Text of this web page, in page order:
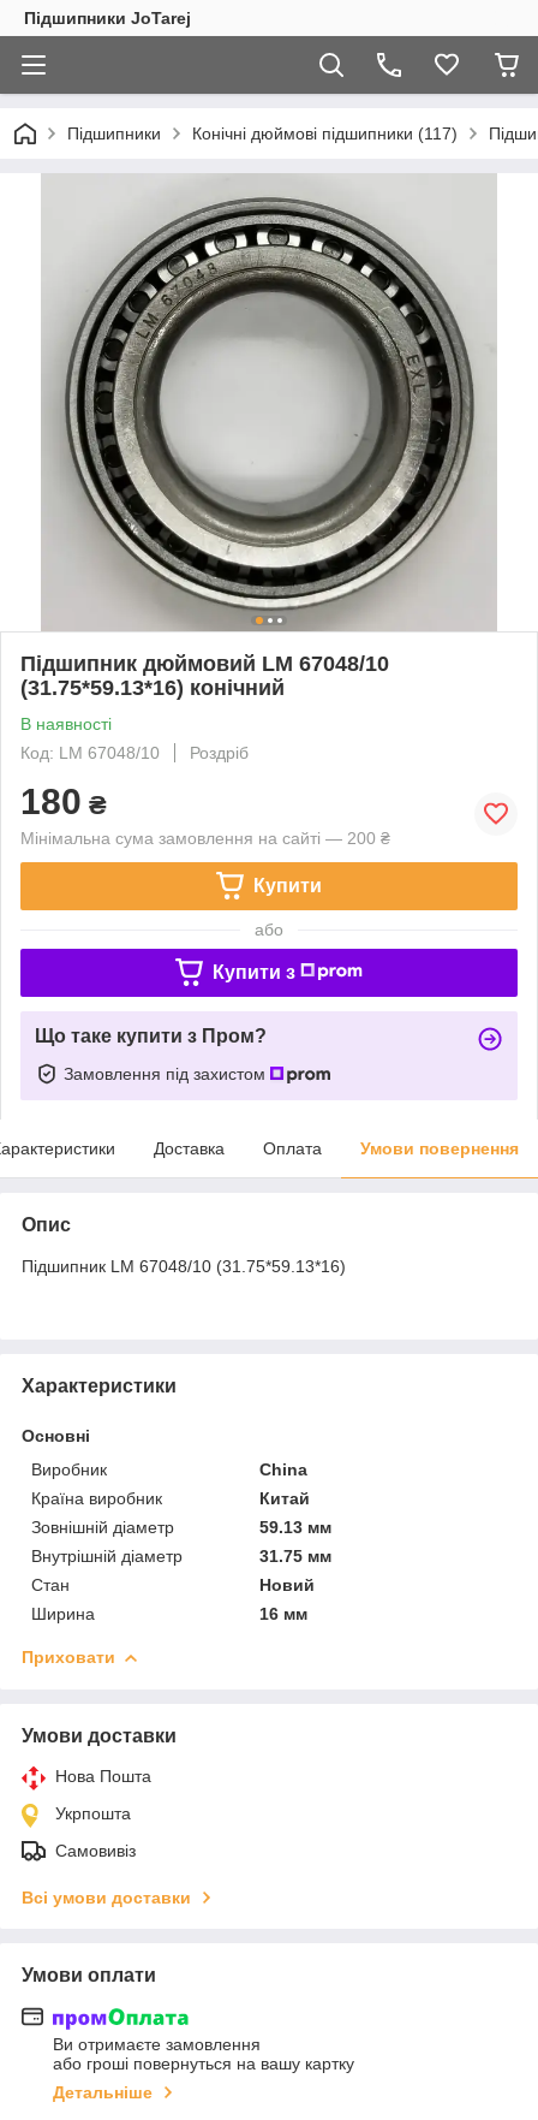
Підшипники JoTarej
Підшипники Конічні дюймові підшипники (117)
Підшипник дюймовий LM 67048/10
(31.75*59.13*16) конічний
В наявності
Код: LM 67048/10
Роздріб
180 ₴
Мінімальна сума замовлення на сайті — 200 ₴
Купити
або
Купити з
Що таке купити з Пром?
Замовлення під захистом
Доставка Оплата Умови повернення
Опис
Підшипник LM 67048/10 (31.75*59.13*16)
Характеристики
Основні
Виробник
China
Країна виробник
Китай
Зовнішній діаметр
59.13 мм
Внутрішній діаметр
31.75 мм
Стан
Новий
Ширина
16 мм
Приховати
Умови доставки
Нова Пошта
Укрпошта
Самовивіз
Всі умови доставки
Умови оплати
Ви отримаєте замовлення
або гроші повернуться на вашу картку
Детальніше